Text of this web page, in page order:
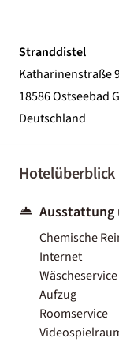
Stranddistel
Katharinenstraße
18586 Ostseebad
Deutschland
Hotelüberblick
Ausstattung
Chemische
Internet
Wäscheservice
Aufzug
Roomservice